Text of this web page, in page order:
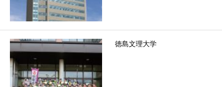
徳島文理大学